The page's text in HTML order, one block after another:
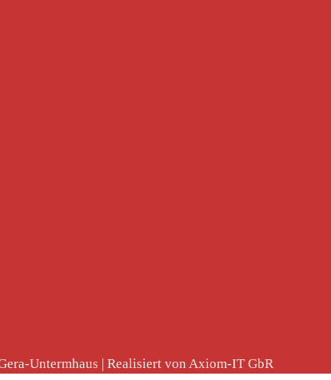
Untermhaus | Realisiert von Axiom-IT GbR